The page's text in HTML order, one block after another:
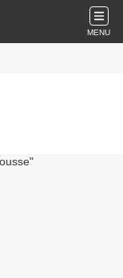
MENU